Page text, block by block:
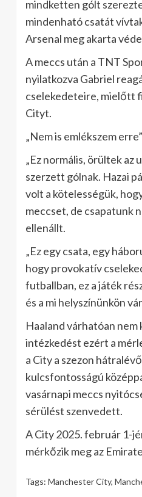
mindketten gólt
mindenható csatát
Arsenal meg akarta
A meccs után a TNT
nyilatkozva Gabriel
cselekedeteire, mielőtt
Cityt.
„Nem is emlékszem
„Ez normális, örültek az
szerzett gólnak. Hazai
volt a kötelességük,
meccset, de csapatunk
ellenállt.
„Ez egy csata, egy
hogy provokatív
futballban, ez a játék
és a mi helyszínünkön
Haaland várhatóan nem
intézkedést ezért a
a City a szezon
kulcsfontosságú
vasárnapi meccs
sérülést szenvedett.
A City 2025. február 1-
mérkőzik meg az
Tags: Manchester City,